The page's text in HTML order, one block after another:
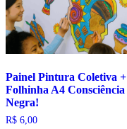
Painel Pintura Coletiva +
Folhinha A4 Consciência
Negra!
R$ 6,00